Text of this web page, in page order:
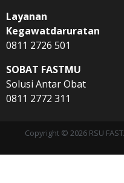
Layanan
Kegawatdaruratan
0811 2726 501
SOBAT FASTMU
Solusi Antar Obat
0811 2772 311
Copyright © 2026 RSU